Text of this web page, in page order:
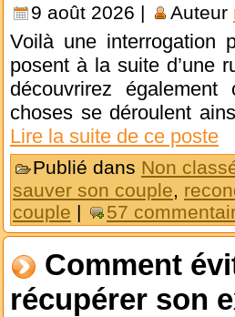
9 août 2026 | Auteur
Voilà une interrogation
posent à la suite d’une
découvrirez
choses se déroulent
Lire la suite de ce poste
Publié dans Non
sauver son couple,
couple | 57
Comment
récupérer son